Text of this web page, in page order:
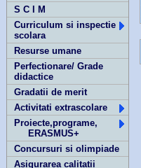
S C I M
Curriculum si inspectie
scolara
Resurse umane
Perfectionare/ Grade
didactice
Gradatii de merit
Activitati extrascolare
Proiecte,programe,
ERASMUS+
Concursuri si olimpiade
Asigurarea calitatii